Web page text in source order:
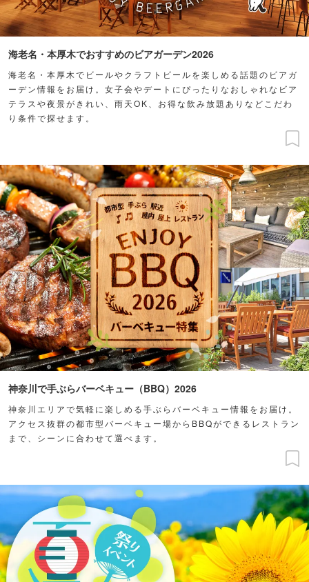
海老名・本厚木でおすすめのビアガーデン2026
海老名・本厚木でビールやクラフトビールを楽しめる話題のビアガ
ーデン情報をお届け。女子会やデートにぴったりなおしゃれなビア
テラスや夜景がきれい、雨天OK、お得な飲み放題ありなどこだわ
り条件で探せます。
神奈川で手ぶらバーベキュー（BBQ）2026
神奈川エリアで気軽に楽しめる手ぶらバーベキュー情報をお届け。
アクセス抜群の都市型バーベキュー場からBBQができるレストラン
まで、シーンに合わせて選べます。